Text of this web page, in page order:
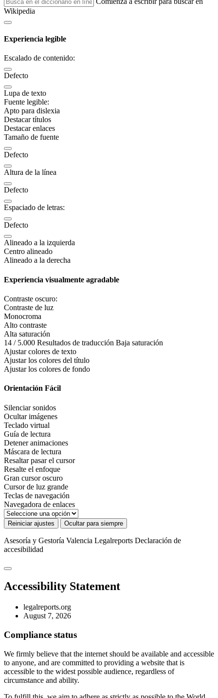
Wikipedia
Experiencia legible
Escalado de contenido:
Defecto
Lupa de texto
Fuente legible:
Apto para dislexia
Destacar títulos
Destacar enlaces
Tamaño de fuente
Defecto
Altura de la línea
Defecto
Espaciado de letras:
Defecto
Alineado a la izquierda
Centro alineado
Alineado a la derecha
Experiencia visualmente agradable
Contraste oscuro:
Contraste de luz
Monocroma
Alto contraste
Alta saturación
14 / 5.000 Resultados de traducción Baja saturación
Ajustar colores de texto
Ajustar los colores del título
Ajustar los colores de fondo
Orientación Fácil
Silenciar sonidos
Ocultar imágenes
Teclado virtual
Guía de lectura
Detener animaciones
Máscara de lectura
Resaltar pasar el cursor
Resalte el enfoque
Gran cursor oscuro
Cursor de luz grande
Teclas de navegación
Navegadora de enlaces
Reiniciar ajustes Ocultar para siempre
Asesoría y Gestoría Valencia Legalreports Declaración de
accesibilidad
Accessibility Statement
legalreports.org
August 7, 2026
Compliance status
We firmly believe that the internet should be available and accessible
to anyone, and are committed to providing a website that is
accessible to the widest possible audience, regardless of
circumstance and ability.